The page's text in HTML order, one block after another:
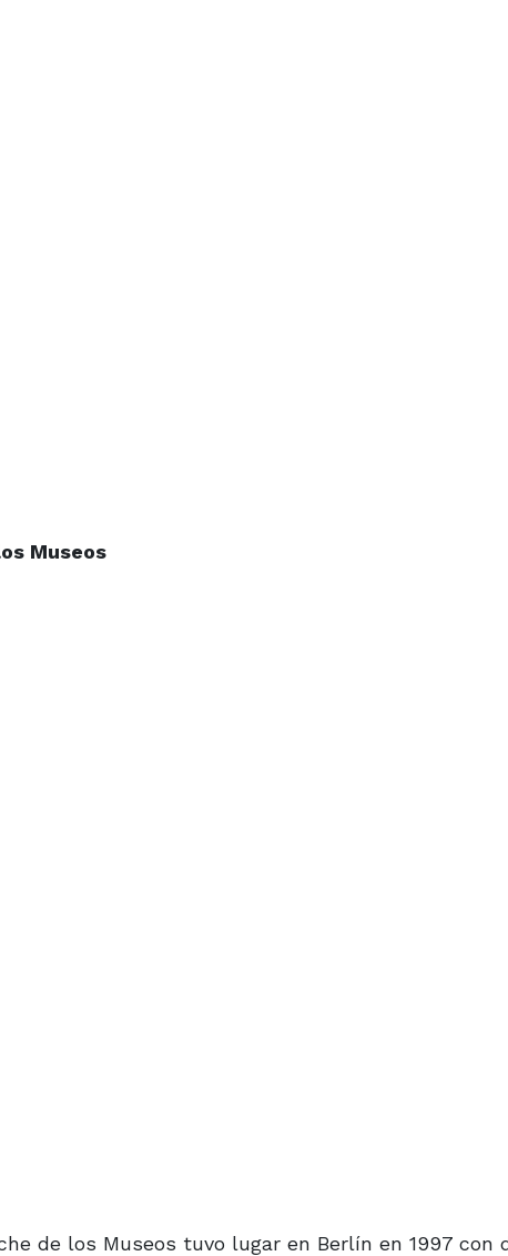
Museos
de los Museos tuvo lugar en Berlín en 1997 con